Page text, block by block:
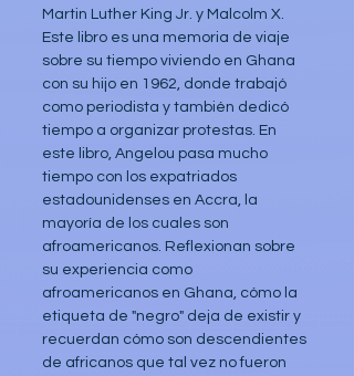
Martin Luther King Jr. y Malcolm X.
Este libro es una memoria de viaje
sobre su tiempo viviendo en Ghana
con su hijo en 1962, donde trabajó
como periodista y también dedicó
tiempo a organizar protestas. En
este libro, Angelou pasa mucho
tiempo con los expatriados
estadounidenses en Accra, la
mayoría de los cuales son
afroamericanos. Reflexionan sobre
su experiencia como
afroamericanos en Ghana, cómo la
etiqueta de "negro" deja de existir y
recuerdan cómo son descendientes
de africanos que tal vez no fueron